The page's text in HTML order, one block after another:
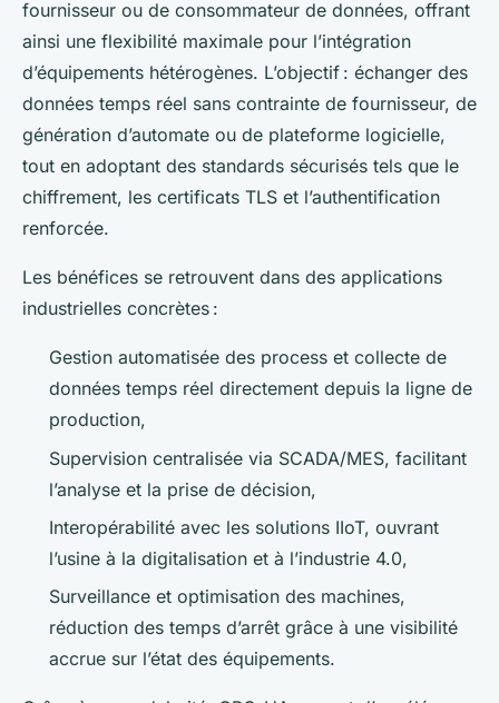
fournisseur ou de consommateur de données, offrant
ainsi une flexibilité maximale pour l’intégration
d’équipements hétérogènes. L’objectif : échanger des
données temps réel sans contrainte de fournisseur, de
génération d’automate ou de plateforme logicielle,
tout en adoptant des standards sécurisés tels que le
chiffrement, les certificats TLS et l’authentification
renforcée.
Les bénéfices se retrouvent dans des applications
industrielles concrètes :
Gestion automatisée des process et collecte de
données temps réel directement depuis la ligne de
production,
Supervision centralisée via SCADA/MES, facilitant
l’analyse et la prise de décision,
Interopérabilité avec les solutions IIoT, ouvrant
l’usine à la digitalisation et à l’industrie 4.0,
Surveillance et optimisation des machines,
réduction des temps d’arrêt grâce à une visibilité
accrue sur l’état des équipements.